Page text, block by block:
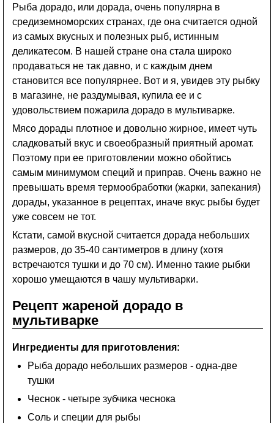
Рыба дорадо, или дорада, очень популярна в
средиземноморских странах, где она считается одной
из самых вкусных и полезных рыб, истинным
деликатесом. В нашей стране она стала широко
продаваться не так давно, и с каждым днем
становится все популярнее. Вот и я, увидев эту рыбку
в магазине, не раздумывая, купила ее и с
удовольствием пожарила дорадо в мультиварке.
Мясо дорады плотное и довольно жирное, имеет чуть
сладковатый вкус и своеобразный приятный аромат.
Поэтому при ее приготовлении можно обойтись
самым минимумом специй и приправ. Очень важно не
превышать время термообработки (жарки, запекания)
дорады, указанное в рецептах, иначе вкус рыбы будет
уже совсем не тот.
Кстати, самой вкусной считается дорада небольших
размеров, до 35-40 сантиметров в длину (хотя
встречаются тушки и до 70 см). Именно такие рыбки
хорошо умещаются в чашу мультиварки.
Рецепт жареной дорадо в
мультиварке
Ингредиенты для приготовления:
Рыба дорадо небольших размеров - одна-две
тушки
Чеснок - четыре зубчика чеснока
Соль и специи для рыбы